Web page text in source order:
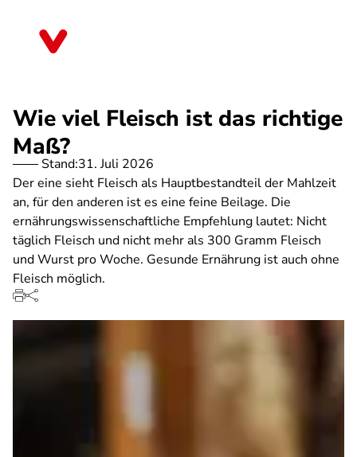
Wie viel Fleisch ist das richtige
Maß?
Stand:31. Juli 2026
Der eine sieht Fleisch als Hauptbestandteil der Mahlzeit
an, für den anderen ist es eine feine Beilage. Die
ernährungswissenschaftliche Empfehlung lautet: Nicht
täglich Fleisch und nicht mehr als 300 Gramm Fleisch
und Wurst pro Woche. Gesunde Ernährung ist auch ohne
Fleisch möglich.